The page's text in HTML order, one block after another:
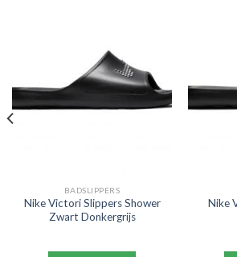
BADSLIPPERS
Nike Victori Slippers Shower
Zwart Donkergrijs
Nike